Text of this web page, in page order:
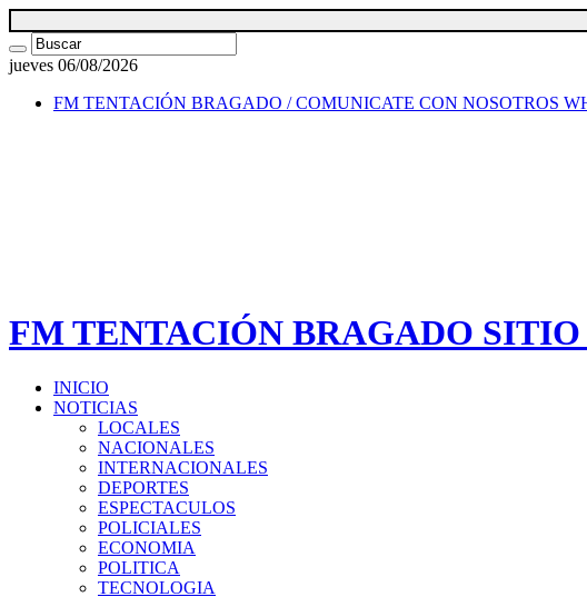
jueves 06/08/2026
FM TENTACIÓN BRAGADO / COMUNICATE CON NOSOTROS
FM TENTACIÓN BRAGADO
INICIO
NOTICIAS
LOCALES
NACIONALES
INTERNACIONALES
DEPORTES
ESPECTACULOS
POLICIALES
ECONOMIA
POLITICA
TECNOLOGIA